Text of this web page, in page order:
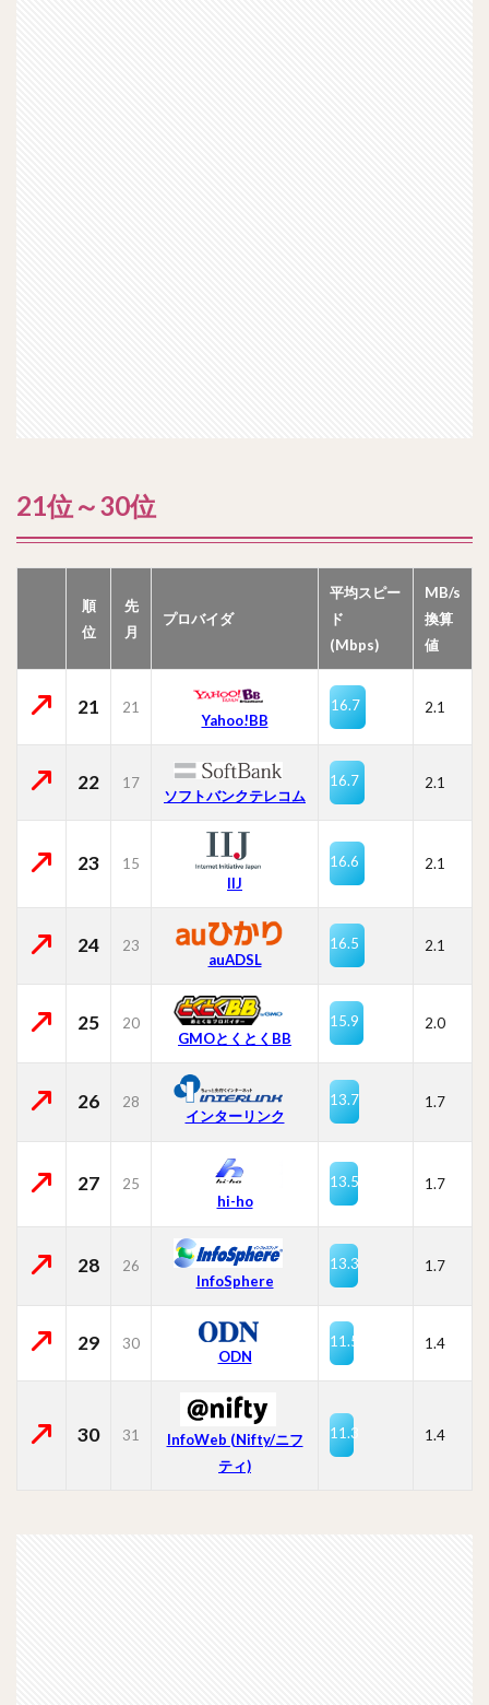
21位～30位
順
位
先
月
プロバイダ
平均スピー
ド
(Mbps)
MB/s
換算
値
21 21
Yahoo!BB
16.7 2.1
22 17
ソフトバンクテレコム
16.7 2.1
23
15
IIJ
16.6 2.1
24
23
auADSL
16.5 2.1
25
20
GMOとくとくBB
15.9 2.0
26
28
インターリンク
13.7 1.7
27
25
hi-ho
13.5 1.7
28
26
InfoSphere
13.3 1.7
29 30
ODN
11.5 1.4
30 31
InfoWeb (Nifty/ニフ
ティ)
11.3 1.4